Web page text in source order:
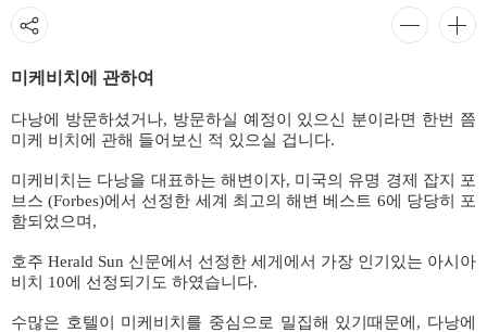
미케비치에 관하여
다낭에 방문하셨거나, 방문하실 예정이 있으신 분이라면 한번 쯤
미케 비치에 관해 들어보신 적 있으실 겁니다.
미케비치는 다낭을 대표하는 해변이자, 미국의 유명 경제 잡지 포
브스 (Forbes)에서 선정한 세계 최고의 해변 베스트 6에 당당히 포
함되었으며,
호주 Herald Sun 신문에서 선정한 세게에서 가장 인기있는 아시아
비치 10에 선정되기도 하였습니다.
수많은 호텔이 미케비치를 중심으로 밀집해 있기때문에, 다낭에